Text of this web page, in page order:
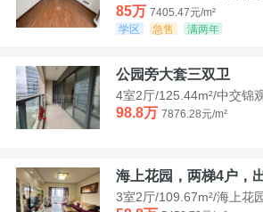
85万 7405.47元/m²
学区
急售 满两年
公园旁大套三双卫
4室2厅/125.44m²/中交锦
98.8万 7876.28元/m²
海上花园，两梯4户，
3室2厅/109.67m²/海上花